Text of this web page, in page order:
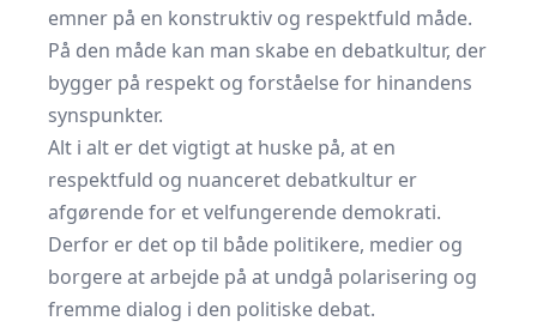
emner på en konstruktiv og respektfuld måde.
På den måde kan man skabe en debatkultur, der
bygger på respekt og forståelse for hinandens
synspunkter.
Alt i alt er det vigtigt at huske på, at en
respektfuld og nuanceret debatkultur er
afgørende for et velfungerende demokrati.
Derfor er det op til både politikere, medier og
borgere at arbejde på at undgå polarisering og
fremme dialog i den politiske debat.